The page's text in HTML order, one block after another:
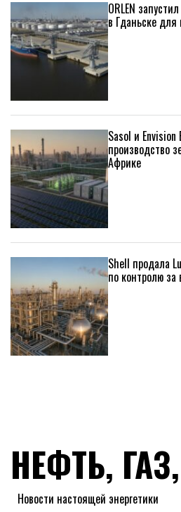
ORLEN
в Гданьске для
Sasol и Envision
производство
Африке
Shell продала
по контролю за
НЕФТЬ,
Новости настоящей энергетики